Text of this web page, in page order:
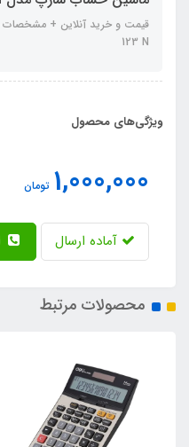
123 N
ویژگی‌های محصول
1,000,000 تومان
آماده ارسال
محصولات مرتبط